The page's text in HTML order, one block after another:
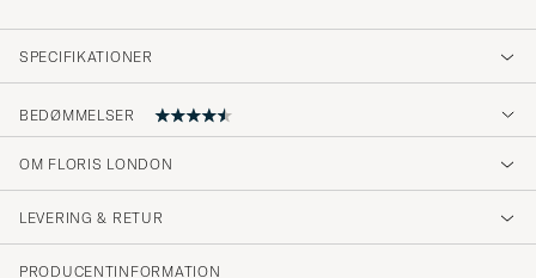
SPECIFIKATIONER
BEDØMMELSER
Fin parfym med mycket fräsch doft
PETER A KØBTE PÅ CAREOFCARL.SE
OM FLORIS LONDON
LEVERING & RETUR
PRODUCENTINFORMATION